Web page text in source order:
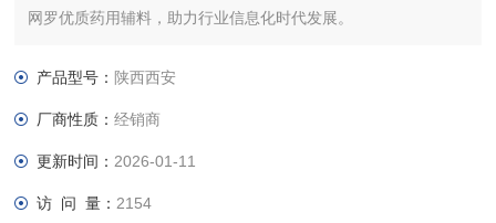
网罗优质药用辅料，助力行业信息化时代发展。
酸乙酯大小包装均有售，咨询：，
产品型号： 陕西西安
厂商性质：经销商
更新时间： 2026-01-11
访 问 量： 2154